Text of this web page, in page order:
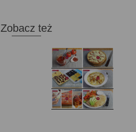
Zobacz też
Domowy ketchup (bez
cukru)
Tarta francuska z
cebulą i pomidorem
Domowe żelki
Zupa kurkowa z
selerem i pietruszką